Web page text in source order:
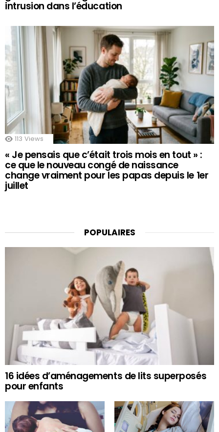
intrusion dans l’éducation
113 Views
« Je pensais que c’était trois mois en tout » :
ce que le nouveau congé de naissance
change vraiment pour les papas depuis le 1er
juillet
POPULAIRES
16 idées d’aménagements de lits superposés
pour enfants